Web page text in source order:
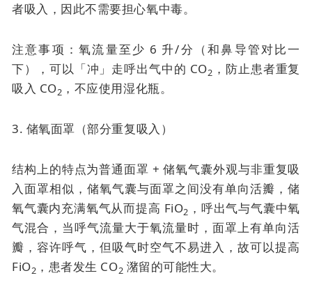
者吸入，因此不需要担心氧中毒。
注意事项：氧流量至少 6 升/分（和鼻导管对比一
下），可以「冲」走呼出气中的 CO2 ，防止患者重复
吸入 CO2 ，不应使用湿化瓶。
3. 储氧面罩（部分重复吸入）
结构上的特点为普通面罩 + 储氧气囊外观与非重复吸
入面罩相似，储氧气囊与面罩之间没有单向活瓣，储
氧气囊内充满氧气从而提高 FiO2 ，呼出气与气囊中氧
气混合，当呼气流量大于氧流量时，面罩上有单向活
瓣，容许呼气，但吸气时空气不易进入，故可以提高
FiO2 ，患者发生 CO2 潴留的可能性大。